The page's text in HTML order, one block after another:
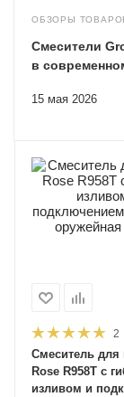
ОБЗОРЫ
15 мая 2026
Смесители
в
2
Смеситель для
Rose R958T с
изливом и